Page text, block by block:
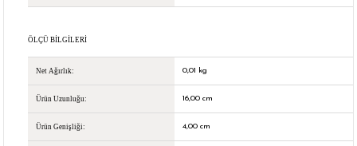
ÖLÇÜ BILGILERI
Net Ağırlık: 0,01 kg
Ürün Uzunluğu: 16,00 cm
Ürün Genişliği: 4,00 cm